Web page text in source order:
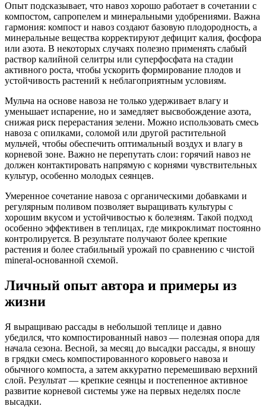
Опыт подсказывает, что навоз хорошо работает в сочетании с
компостом, сапропелем и минеральными удобрениями. Важна
гармония: компост и навоз создают базовую плодородность, а
минеральные вещества корректируют дефицит калия, фосфора
или азота. В некоторых случаях полезно применять слабый
раствор калийной селитры или суперфосфата на стадии
активного роста, чтобы ускорить формирование плодов и
устойчивость растений к неблагоприятным условиям.
Мульча на основе навоза не только удерживает влагу и
уменьшает испарение, но и замедляет высвобождение азота,
снижая риск перерастания зелени. Можно использовать смесь
навоза с опилками, соломой или другой растительной
мульчей, чтобы обеспечить оптимальный воздух и влагу в
корневой зоне. Важно не перепутать слои: горячий навоз не
должен контактировать напрямую с корнями чувствительных
культур, особенно молодых сеянцев.
Умеренное сочетание навоза с органическими добавками и
регулярным поливом позволяет выращивать культуры с
хорошим вкусом и устойчивостью к болезням. Такой подход
особенно эффективен в теплицах, где микроклимат постоянно
контролируется. В результате получают более крепкие
растения и более стабильный урожай по сравнению с чистой
mineral-основанной схемой.
Личный опыт автора и примеры из
жизни
Я выращиваю рассады в небольшой теплице и давно
убедился, что компостированный навоз — полезная опора для
начала сезона. Весной, за месяц до высадки рассады, я вношу
в грядки смесь компостированного коровьего навоза и
обычного компоста, а затем аккуратно перемешиваю верхний
слой. Результат — крепкие сеянцы и постепенное активное
развитие корневой системы уже на первых неделях после
высадки.